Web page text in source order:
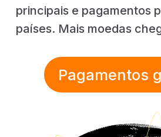
principais e pagamentos
países. Mais moedas
Pagamentos